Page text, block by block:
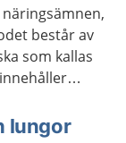
består av
som kallas
lungor